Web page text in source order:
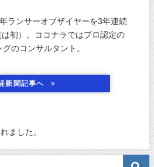
ランサーオブザイヤーを3年連続
初）。ココナラではプロ認定の
のコンサルタント。
新聞記事へ
ました。